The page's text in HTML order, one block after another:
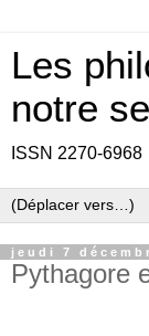
Les
notre
ISSN 2270-6968
jeudi 7
Pythagore